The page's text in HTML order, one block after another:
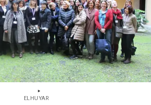
ELHUYAR